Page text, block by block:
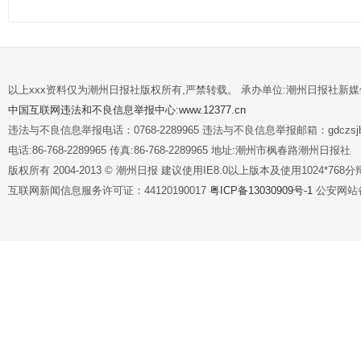
以上xxx资料仅为潮州日报社版权所有,严禁转载。 承办单位:潮州日报社新
中国互联网违法和不良信息举报中心:www.12377.cn
违法与不良信息举报电话：0768-2289965 违法与不良信息举报邮箱：
电话:86-768-2289965 传真:86-768-2289965 地址:潮州市枫春路潮州日报社
版权所有 2004-2013 © 潮州日报 建议使用IE8.0以上版本及使用1024*768分
互联网新闻信息服务许可证：44120190017 粤ICP备13030909号-1 公安网站